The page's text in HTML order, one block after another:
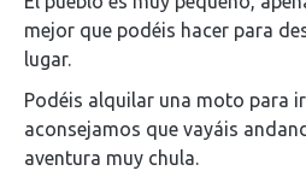
mejor que podéis hacer para
lugar.
Podéis alquilar una moto para
aconsejamos que vayáis
aventura muy chula.